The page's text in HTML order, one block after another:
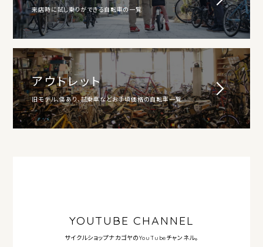
来店時に試し乗りができる自転車の一覧
アウトレット
旧モデル、傷あり、試乗車などお手頃価格の自転車一覧
YOUTUBE CHANNEL
サイクルショップナカゴヤのYouTubeチャンネル。